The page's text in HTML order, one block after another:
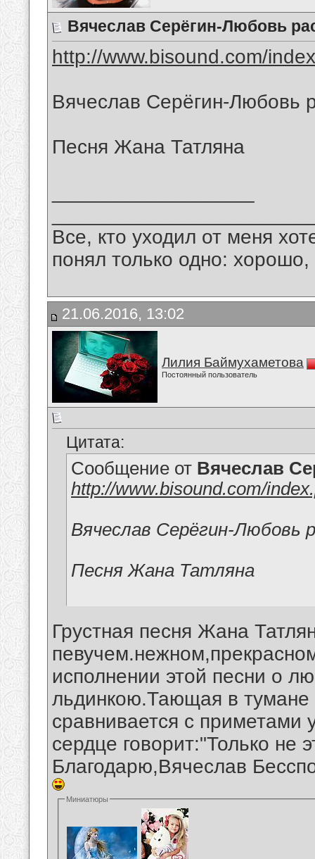
Вячеслав Серёгин-Любовь
http://www.bisound.com/
Вячеслав Серёгин-Любовь
Песня Жана Татляна
Все, кто уходил от меня
понял только одно:
21.06.2016, 13:02
Лилия Баймухаметова
Постоянный пользователь
Цитата:
Сообщение от Вячеслав
http://www.bisound.com/
Вячеслав Серёгин-Любовь
Песня Жана Татляна
Грустная песня Жана
исполнении этой песни о
льдинкою.Тающая в
сравнивается с
сердце говорит:"Только не
Благодарю,Вячеслав
Миниатюры